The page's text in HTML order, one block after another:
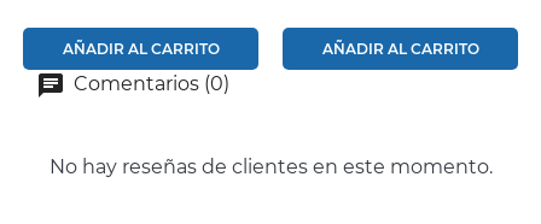
AÑADIR AL CARRITO AÑADIR AL CARRITO
Comentarios (0)
No hay reseñas de clientes en este momento.